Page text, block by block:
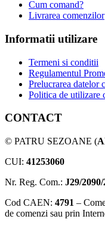
Cum comand?
Livrarea comenzilor
Informatii utilizare
Termeni si conditii
Regulamentul
Prelucrarea datelor
Politica de utilizare
CONTACT
© PATRU SEZOANE (
CUI: 41253060
Nr. Reg. Com.: J29/2090/
Cod CAEN: 4791 –
de comenzi sau prin